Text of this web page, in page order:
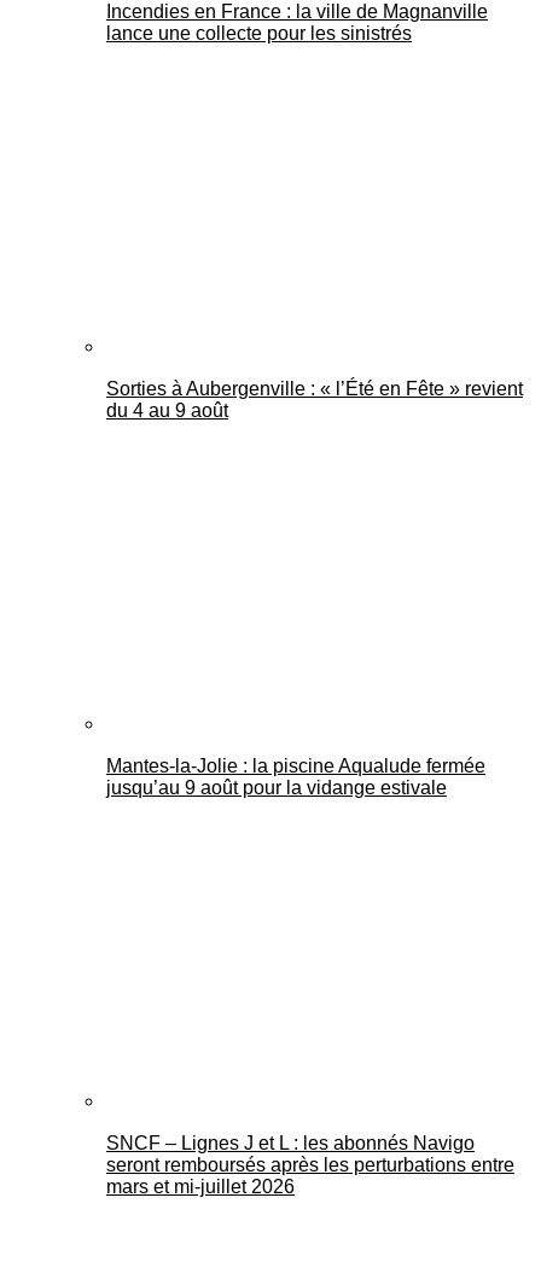
Incendies en France : la ville de Magnanville
lance une collecte pour les sinistrés
Sorties à Aubergenville : « l’Été en Fête » revient
du 4 au 9 août
Mantes-la-Jolie : la piscine Aqualude fermée
jusqu’au 9 août pour la vidange estivale
SNCF – Lignes J et L : les abonnés Navigo
seront remboursés après les perturbations entre
mars et mi-juillet 2026